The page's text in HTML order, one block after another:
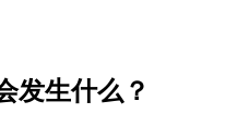
发生什么？